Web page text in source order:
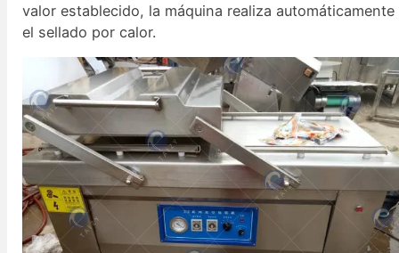
valor establecido, la máquina realiza automáticamente
el sellado por calor.